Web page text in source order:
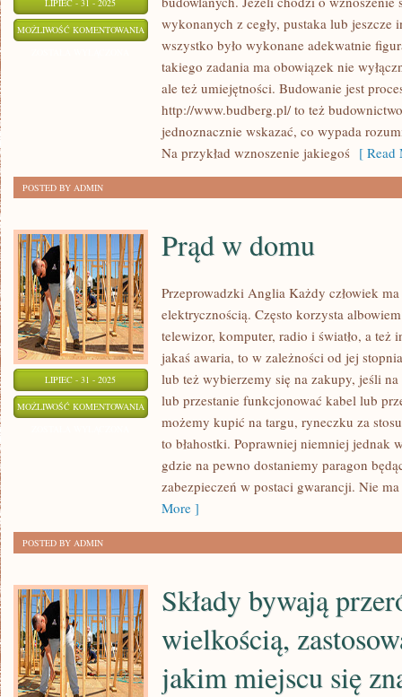
LIPIEC - 31 - 2025
MOŻLIWOŚĆ KOMENTOWANIA KRYTE
BASENY
wykonanych z cegły, pustaka lub jeszcze
wszystko było wykonane adekwatnie
takiego zadania ma obowiązek nie
ale też umiejętności. Budowanie jest
http://www.budberg.pl/ to też
jednoznacznie wskazać, co wypada
Na przykład wznoszenie jakiegoś [ Read
POSTED BY ADMIN
LIPIEC - 31 - 2025
MOŻLIWOŚĆ KOMENTOWANIA PRĄD
DOMU
Prąd w domu
Przeprowadzki Anglia Każdy człowiek
elektrycznością. Często korzysta
telewizor, komputer, radio i światło, a też
jakaś awaria, to w zależności od jej
lub też wybierzemy się na zakupy, jeśli
lub przestanie funkcjonować kabel lub
możemy kupić na targu, ryneczku za
to błahostki. Poprawniej niemniej jednak
gdzie na pewno dostaniemy paragon
zabezpieczeń w postaci gwarancji. Nie
More ]
POSTED BY ADMIN
Składy bywają
wielkością,
jakim miejscu się